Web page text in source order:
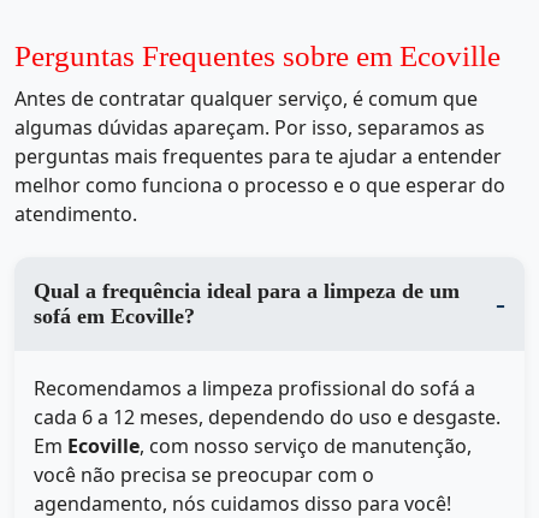
Perguntas Frequentes sobre em Ecoville
Antes de contratar qualquer serviço, é comum que
algumas dúvidas apareçam. Por isso, separamos as
perguntas mais frequentes para te ajudar a entender
melhor como funciona o processo e o que esperar do
atendimento.
Qual a frequência ideal para a limpeza de um
sofá em Ecoville?
Recomendamos a limpeza profissional do sofá a
cada 6 a 12 meses, dependendo do uso e desgaste.
Em Ecoville, com nosso serviço de manutenção,
você não precisa se preocupar com o
agendamento, nós cuidamos disso para você!